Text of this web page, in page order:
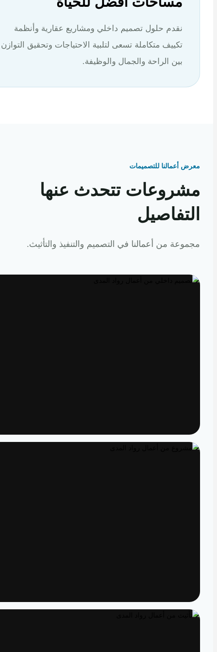
نقدم حلول تصميم داخلي ومشاريع عقارية وأنظمة
تكييف متكاملة تسعى لتلبية الاحتياجات وتحقيق التوازن
بين الراحة والجمال والوظيفة.
أعمالنا للتصميمات
تتحدث عنها
من أعمالنا في التصميم والتنفيذ والتأثيث.
تصميم داخلي